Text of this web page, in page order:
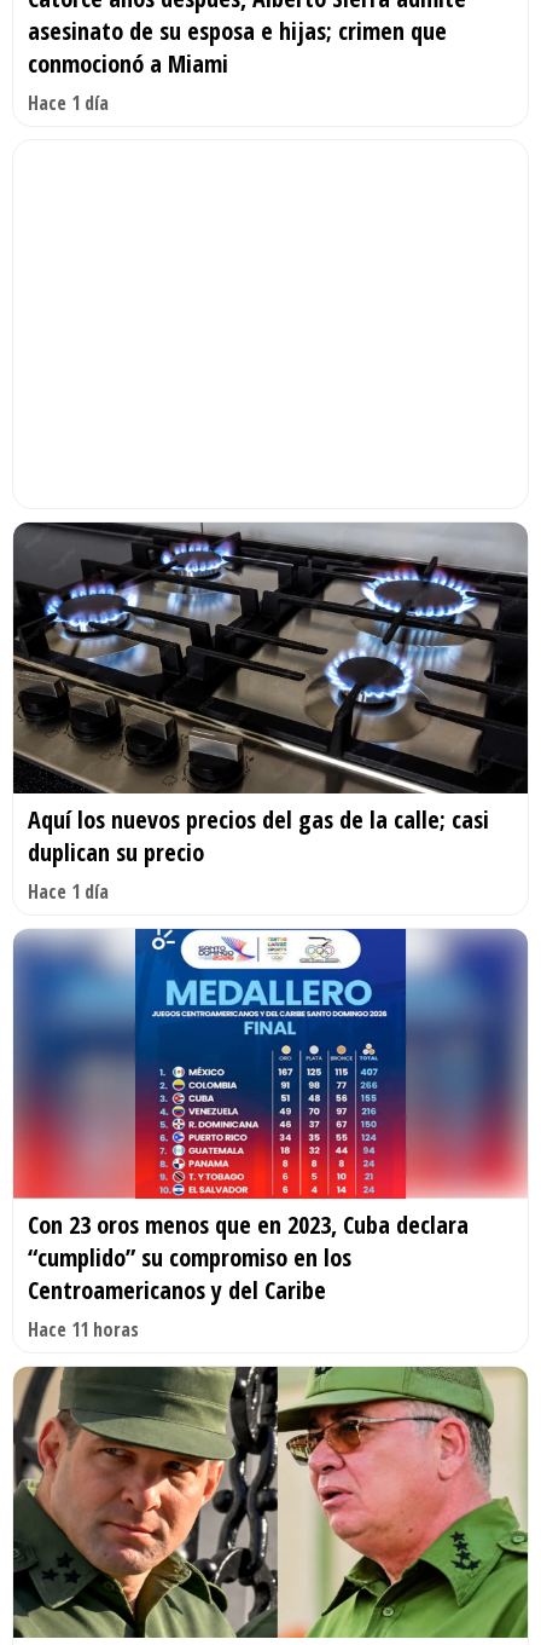
asesinato de su esposa e hijas; crimen que
conmocionó a Miami
Hace 1 día
Aquí los nuevos precios del gas de la calle; casi
duplican su precio
Hace 1 día
Con 23 oros menos que en 2023, Cuba declara
“cumplido” su compromiso en los
Centroamericanos y del Caribe
Hace 11 horas